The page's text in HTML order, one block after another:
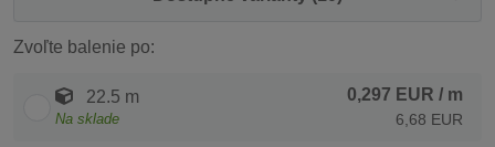
Zvoľte balenie po:
22.5 m
Na sklade
0,297 EUR / m
6,68 EUR